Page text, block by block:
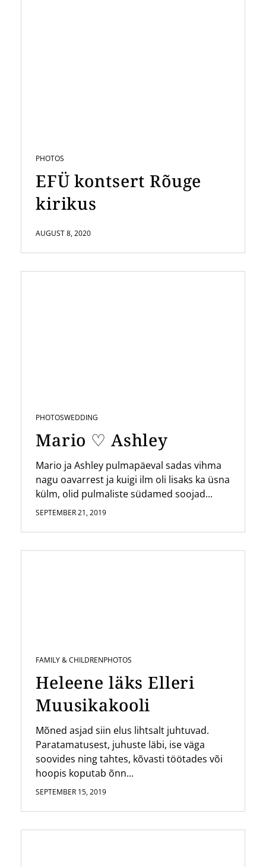
PHOTOS
EFÜ kontsert Rõuge
kirikus
AUGUST 8, 2020
PHOTOSWEDDING
Mario ♡ Ashley
Mario ja Ashley pulmapäeval sadas vihma
nagu oavarrest ja kuigi ilm oli lisaks ka üsna
külm, olid pulmaliste südamed soojad...
SEPTEMBER 21, 2019
FAMILY & CHILDRENPHOTOS
Heleene läks Elleri
Muusikakooli
Mõned asjad siin elus lihtsalt juhtuvad.
Paratamatusest, juhuste läbi, ise väga
soovides ning tahtes, kõvasti töötades või
hoopis koputab õnn...
SEPTEMBER 15, 2019